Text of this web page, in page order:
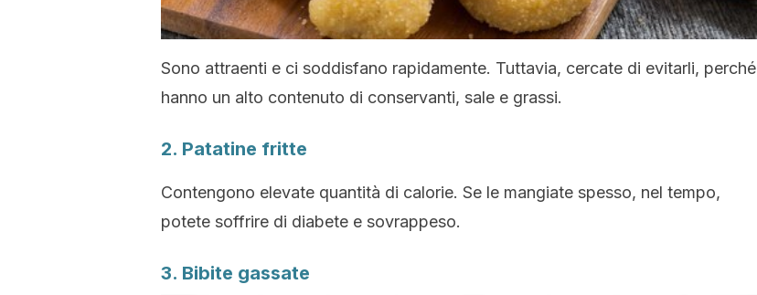
Sono attraenti e ci soddisfano rapidamente. Tuttavia, cercate di evitarli, perché
hanno un alto contenuto di conservanti, sale e grassi.
2. Patatine fritte
Contengono elevate quantità di calorie. Se le mangiate spesso, nel tempo,
potete soffrire di diabete e sovrappeso.
3. Bibite gassate